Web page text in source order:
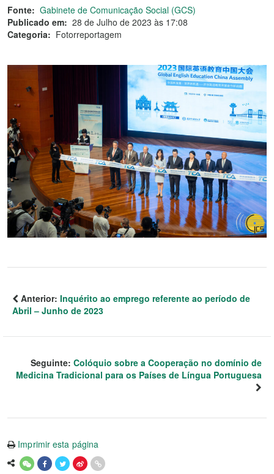
Fonte: Gabinete de Comunicação Social (GCS)
Publicado em: 28 de Julho de 2023 às 17:08
Categoria: Fotorreportagem
Anterior: Inquérito ao emprego referente ao período de
Abril – Junho de 2023
Seguinte: Colóquio sobre a Cooperação no domínio de
Medicina Tradicional para os Países de Língua Portuguesa
Imprimir esta página